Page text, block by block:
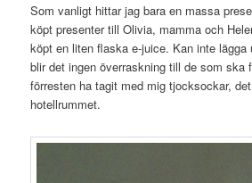
Som vanligt hittar jag bara en massa
köpt presenter till Olivia, mamma och
köpt en liten flaska e-juice. Kan inte lägga
blir det ingen överraskning till de som ska
förresten ha tagit med mig tjocksockar,
hotellrummet.